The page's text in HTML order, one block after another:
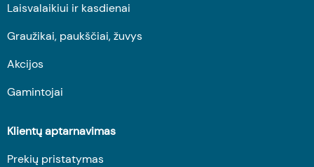
Laisvalaikiui ir kasdienai
Graužikai, paukščiai, žuvys
Akcijos
Gamintojai
Klientų aptarnavimas
Prekių pristatymas